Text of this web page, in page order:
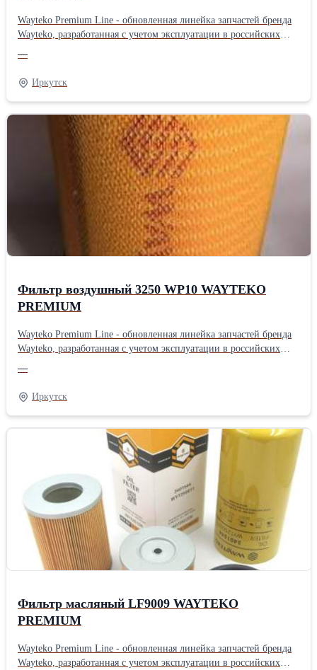
Wayteko Premium Line - обновленная линейка запчастей бренда
Wayteko, разработанная с учетом эксплуатации в российских
современным оборудованием, дополнительным контролем
качества. В каждой упаковке есть сертификат качества. Все
предприятия, выпускающие Wayteko Premium Line прошли
сертификацию по стандарту ISO 9001. Особенности и
преимущества линейки Wayteko Premium: Wayteko Premium Line
разработаны для российских условий эксплуатации:и низких
температур Выгодная цена обеспечивается дотацией
производителя, чтобы большее количество потребителей могло
самостоятельно протестировать запчасти При производстве
используется только импортное высококачественное сырье На
производстве осуществляется дополнительный контроль качества
Новая прочная упаковка гарантирует отсутствие повреждений
при транспортировке и хранении запчастей На все запчасти
распространяется гарантия в соответствии с
законодательствомПроизводитель: Wayteko Тип техники:
—
Иркутск
Фильтр воздушный 3250 WP10 WAYTEKO
PREMIUM
Wayteko Premium Line - обновленная линейка запчастей бренда
Wayteko, разработанная с учетом эксплуатации в российских
современным оборудованием, дополнительным контролем
качества. В каждой упаковке есть сертификат качества. Все
предприятия, выпускающие Wayteko Premium Line прошли
сертификацию по стандарту ISO 9001. Особенности и
преимущества линейки Wayteko Premium: Wayteko Premium Line
разработаны для российских условий эксплуатации:и низких
температур Выгодная цена обеспечивается дотацией
производителя, чтобы большее количество потребителей могло
самостоятельно протестировать запчасти При производстве
используется только импортное высококачественное сырье На
производстве осуществляется дополнительный контроль качества
Новая прочная упаковка гарантирует отсутствие повреждений
при транспортировке и хранении запчастей На все запчасти
распространяется гарантия в соответствии с
законодательствомПроизводитель: Wayteko Тип техники:
—
Иркутск
Фильтр масляный LF9009 WAYTEKO
PREMIUM
Wayteko Premium Line - обновленная линейка запчастей бренда
Wayteko, разработанная с учетом эксплуатации в российских